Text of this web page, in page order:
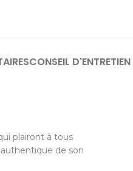
CONSEIL D'ENTRETIEN
plairont à tous
de son